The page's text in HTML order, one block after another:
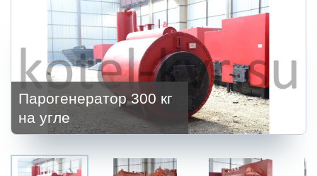
Парогенератор 300 кг
на угле